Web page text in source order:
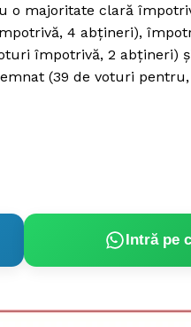
Rețea
o majoritate clară
4 abțineri),
împotrivă, 2 abțineri)
(39 de voturi
Intră pe